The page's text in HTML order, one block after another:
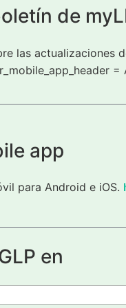
de
las actualizaciones
=
app
para Android e iOS.
en